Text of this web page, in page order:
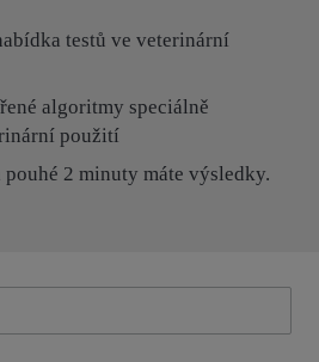
testů ve veterinární
algoritmy speciálně
použití
pouhé 2 minuty máte výsledky.